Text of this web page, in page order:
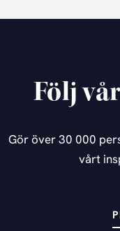
Följ
Gör över 30 000
vårt